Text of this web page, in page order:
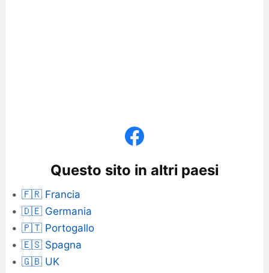
Questo sito in altri paesi
🇫🇷 Francia
🇩🇪 Germania
🇵🇹 Portogallo
🇪🇸 Spagna
🇬🇧 UK